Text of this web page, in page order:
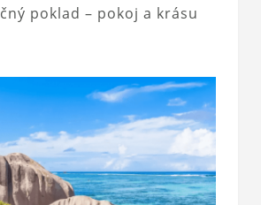
poklad – pokoj a krásu